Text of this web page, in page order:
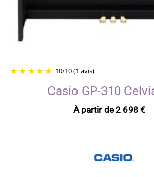
10/10(1 avis)
Casio GP-310
À partir de 2 698€